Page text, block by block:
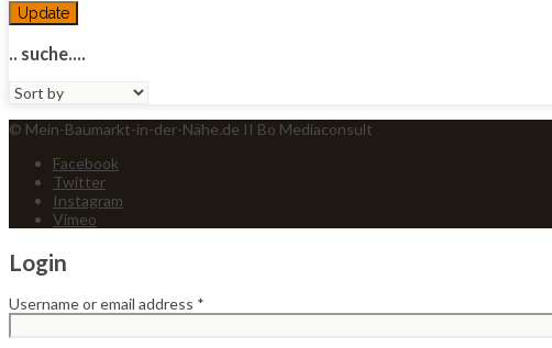
Update
.. suche....
Sort
© Mein-Baumarkt-in-der-Nähe.de II Bo Mediaconsult
Facebook
Twitter
Instagram
Vimeo
Login
Username or email address *